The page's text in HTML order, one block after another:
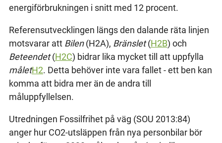
energiförbrukningen i snitt med 12 procent.
Referensutvecklingen längs den dalande räta linjen
motsvarar att Bilen(H2A), Bränslet(H2B) och
Beteendet(H2C) bidrar lika mycket till att uppfylla
måletH2. Detta behöver inte vara fallet - ett ben kan
komma att bidra mer än de andra till
måluppfyllelsen.
Utredningen Fossilfrihet på väg (SOU 2013:84)
anger hur CO2-utsläppen från nya personbilar bör